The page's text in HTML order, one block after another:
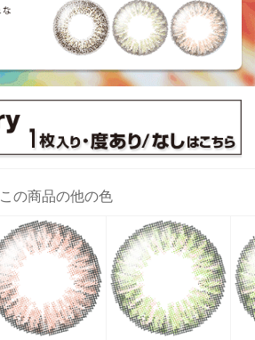
この商品の他の色